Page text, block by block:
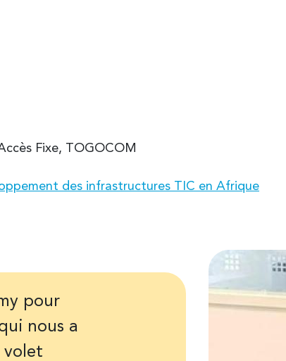
Fixe, TOGOCOM
des infrastructures TIC en Afrique
pour
nous a
volet